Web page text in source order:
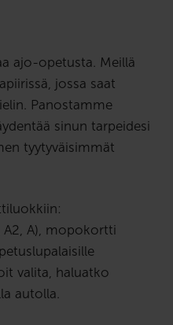
ajo-opetusta. Meillä
jossa saat
Panostamme
sinun tarpeidesi
tyytyväisimmät
A), mopokortti
valita, haluatko
autolla.